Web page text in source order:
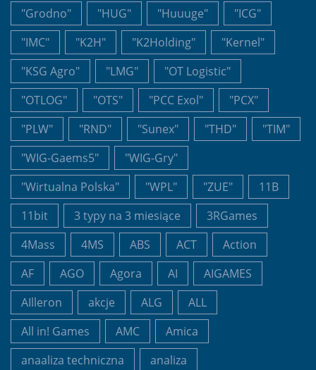
"Grodno"
"HUG" "Huuuge"
"ICG"
"IMC"
"K2H" "K2Holding"
"Kernel"
"KSG Agro"
"LMG"
"OT Logistic"
"OTLOG"
"OTS" "PCC Exol"
"PCX"
"PLW"
"RND" "Sunex" "THD"
"TIM"
"WIG-Gaems5"
"WIG-Gry"
"Wirtualna Polska"
"WPL" "ZUE"
11B
11bit
3 typy na 3 miesiące
3RGames
4Mass
4MS ABS ACT
Action
AF
AGO Agora AI
AIGAMES
AIlleron
akcje ALG
ALL
All in! Games
AMC
Amica
anaaliza techniczna
analiza